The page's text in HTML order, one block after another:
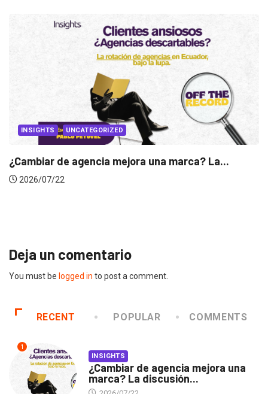
INSIGHTS
Deja un comentario
You must be logged in to post a comment.
RECENT POPULAR COMMENTS
1
INSIGHTS
¿Cambiar de agencia mejora una
marca? La discusión...